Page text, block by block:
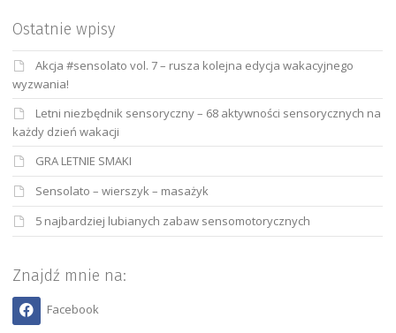
Ostatnie wpisy
Akcja #sensolato vol. 7 – rusza kolejna edycja wakacyjnego
wyzwania!
Letni niezbędnik sensoryczny – 68 aktywności sensorycznych na
każdy dzień wakacji
GRA LETNIE SMAKI
Sensolato – wierszyk – masażyk
5 najbardziej lubianych zabaw sensomotorycznych
Znajdź mnie na:
Facebook